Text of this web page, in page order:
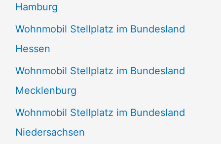
Hamburg
Wohnmobil Stellplatz im Bundesland
Hessen
Wohnmobil Stellplatz im Bundesland
Mecklenburg
Wohnmobil Stellplatz im Bundesland
Niedersachsen